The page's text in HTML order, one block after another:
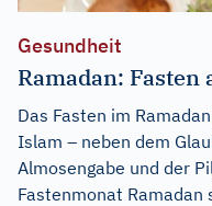
Gesundheit
Ramadan: Fasten
Das Fasten im
Islam – neben dem
Almosengabe und der
Fastenmonat